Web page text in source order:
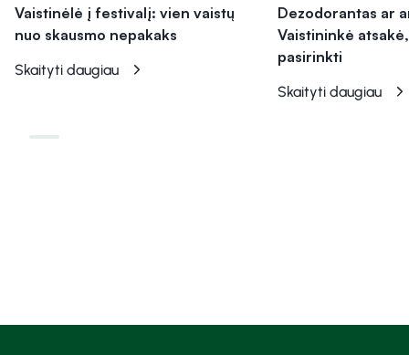
Vaistinėlė į festivalį: vien vaistų
nuo skausmo nepakaks
Skaityti daugiau
Dezodorantas ar
Vaistininkė
pasirinkti
Skaityti daugiau